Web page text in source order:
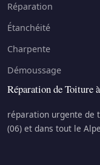
Réparation
Étanchéité
Charpente
Démoussage
Réparation de Toiture
réparation urgente de
(06) et dans tout le